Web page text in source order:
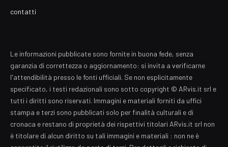
contatti
Le informazioni pubblicate sono fornite in buona fede, senza
garanzia di correttezza o aggiornamento: si invita a verificarne
l'attendibilità presso le fonti ufficiali. Se non esplicitamente
specificato, i testi redazionali sono sotto copyright © ARvis.it srl e
tutti i diritti sono riservati. Immagini e materiali forniti da uffici
stampa e terzi sono pubblicati solo per finalità culturali e di
cronaca e restano di proprietà dei rispettivi titolari ARvis.it srl non
è titolare di alcun diritto su tali immagini e materiali : non ne è